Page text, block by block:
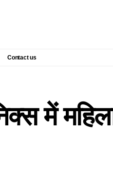
Contact us
में